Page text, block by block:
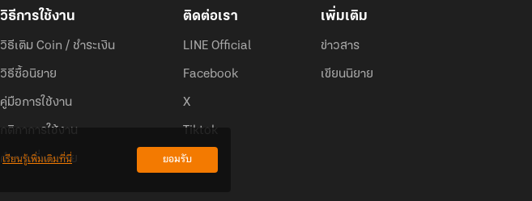
วิธีการใช้งาน
วิธีเติม Coin / ชำระเงิน
วิธีซื้อนิยาย
คู่มือการใช้งาน
กติกาการใช้งาน
คำถามที่พบบ่อย
ติดต่อเรา
LINE Official
Facebook
X
Tiktok
เพิ่มเติม
ข่าวสาร
เขียนนิยาย
เรียนรู้เพิ่มเติมที่นี่ ยอมรับ